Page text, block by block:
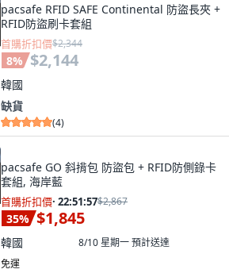
pacsafe RFID SAFE Continental 防盜長夾 +
RFID防盜刷卡套組
首購折扣價$2,344
8% $2,144
韓國
缺貨
(4)
pacsafe GO 斜揹包 防盜包 + RFID防側錄卡
套組, 海岸藍
首購折扣價· 22:51:55$2,867
35% $1,845
韓國 8/10 星期一預計送達
免運